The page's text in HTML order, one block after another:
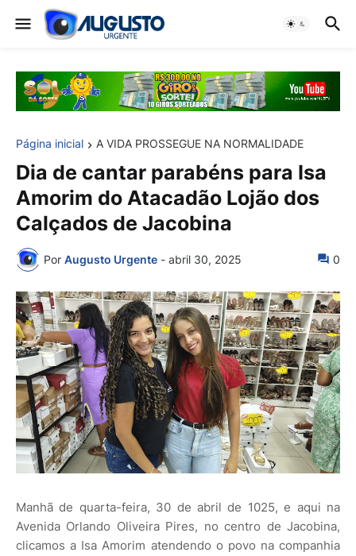
Página inicial A VIDA PROSSEGUE NA NORMALIDADE
Dia de cantar parabéns para Isa
Amorim do Atacadão Lojão dos
Calçados de Jacobina
Por Augusto Urgente - abril 30, 2025 0
Manhã de quarta-feira, 30 de abril de 1025, e aqui na
Avenida Orlando Oliveira Pires, no centro de Jacobina,
clicamos a Isa Amorim atendendo o povo na companhia